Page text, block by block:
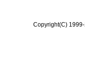
Copyright(C)